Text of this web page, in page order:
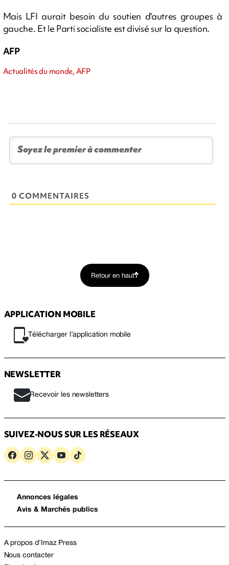
Mais LFI aurait besoin du soutien d'autres groupes à
gauche. Et le Parti socialiste est divisé sur la question.
AFP
Actualités du monde, AFP
0 COMMENTAIRES
Retour en haut
APPLICATION MOBILE
Télécharger l’application mobile
NEWSLETTER
Recevoir les newsletters
SUIVEZ-NOUS SUR LES RÉSEAUX
Annonces légales
Avis & Marchés publics
A propos d’Imaz Press
Nous contacter